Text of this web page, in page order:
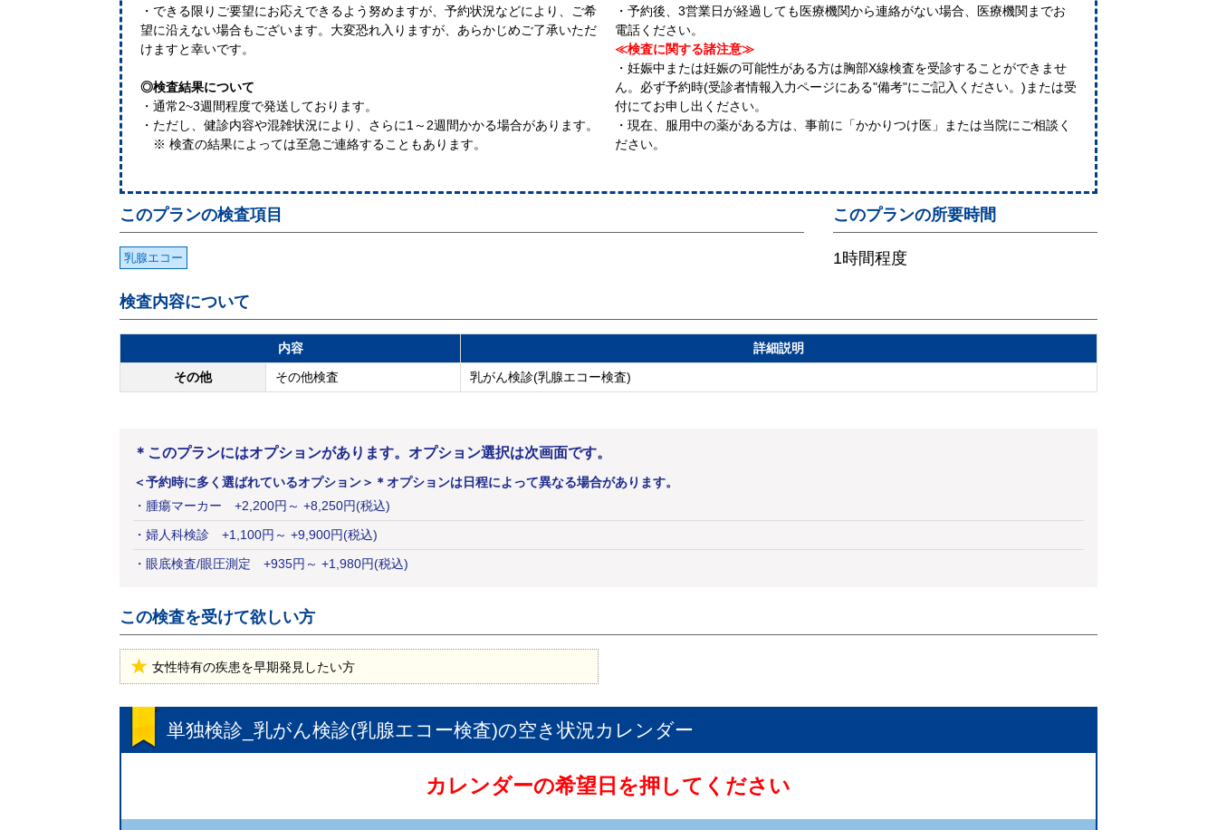
・できる限りご要望にお応えできるよう努めますが、予約状況などにより、ご希
望に沿えない場合もございます。大変恐れ入りますが、あらかじめご了承いただ
けますと幸いです。
◎検査結果について
・通常2~3週間程度で発送しております。
・ただし、健診内容や混雑状況により、さらに1～2週間かかる場合があります。
※ 検査の結果によっては至急ご連絡することもあります。
・予約後、3営業日が経過しても医療機関から連絡がない場合、医療機関までお
電話ください。
≪検査に関する諸注意≫
・妊娠中または妊娠の可能性がある方は胸部X線検査を受診することができませ
ん。必ず予約時(受診者情報入力ページにある"備考"にご記入ください。)または受
付にてお申し出ください。
・現在、服用中の薬がある方は、事前に「かかりつけ医」または当院にご相談く
ださい。
このプランの所要時間
1時間程度
このプランの検査項目
乳腺エコー
検査内容について
内容
詳細説明
その他
その他検査 乳がん検診(乳腺エコー検査)
＊このプランにはオプションがあります。オプション選択は次画面です。
＜予約時に多く選ばれているオプション＞ ＊オプションは日程によって異なる場合があります。
・ 腫瘍マーカー +2,200円 ～ +8,250円(税込)
・ 婦人科検診 +1,100円 ～ +9,900円(税込)
・ 眼底検査/眼圧測定 +935円 ～ +1,980円(税込)
この検査を受けて欲しい方
女性特有の疾患を早期発見したい方
単独検診_乳がん検診(乳腺エコー検査)の空き状況カレンダー
カレンダーの希望日を押してください